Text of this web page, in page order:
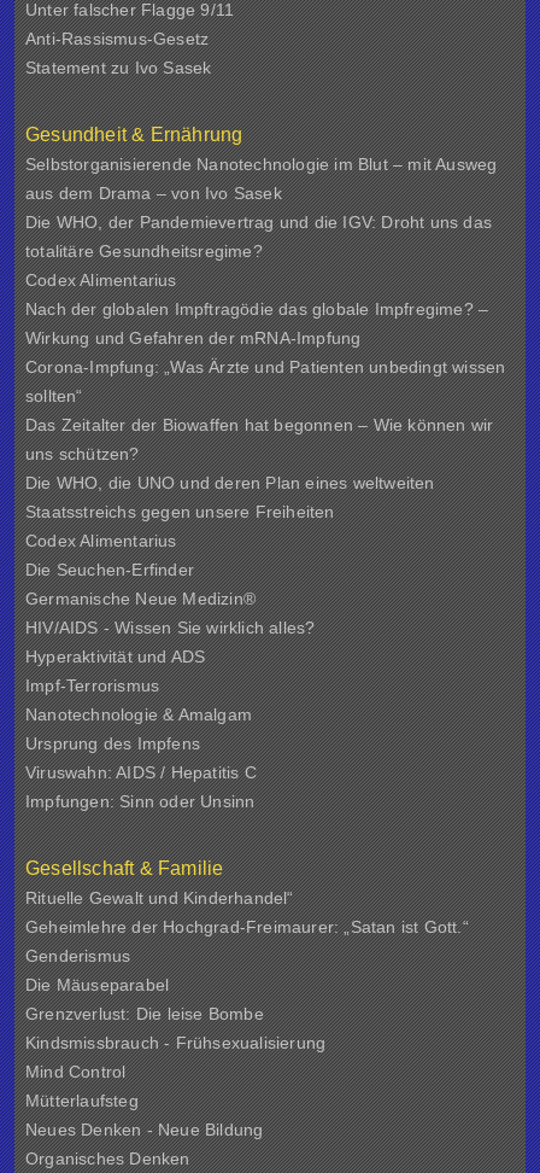
Unter falscher Flagge 9/11
Anti-Rassismus-Gesetz
Statement zu Ivo Sasek
Gesundheit & Ernährung
Selbstorganisierende Nanotechnologie im Blut – mit Ausweg
aus dem Drama – von Ivo Sasek
Die WHO, der Pandemievertrag und die IGV: Droht uns das
totalitäre Gesundheitsregime?
Codex Alimentarius
Nach der globalen Impftragödie das globale Impfregime? –
Wirkung und Gefahren der mRNA-Impfung
Corona-Impfung: „Was Ärzte und Patienten unbedingt wissen
sollten“
Das Zeitalter der Biowaffen hat begonnen – Wie können wir
uns schützen?
Die WHO, die UNO und deren Plan eines weltweiten
Staatsstreichs gegen unsere Freiheiten
Codex Alimentarius
Die Seuchen-Erfinder
Germanische Neue Medizin®
HIV/AIDS - Wissen Sie wirklich alles?
Hyperaktivität und ADS
Impf-Terrorismus
Nanotechnologie & Amalgam
Ursprung des Impfens
Viruswahn: AIDS / Hepatitis C
Impfungen: Sinn oder Unsinn
Gesellschaft & Familie
Rituelle Gewalt und Kinderhandel“
Geheimlehre der Hochgrad-Freimaurer: „Satan ist Gott.“
Genderismus
Die Mäuseparabel
Grenzverlust: Die leise Bombe
Kindsmissbrauch - Frühsexualisierung
Mind Control
Mütterlaufsteg
Neues Denken - Neue Bildung
Organisches Denken